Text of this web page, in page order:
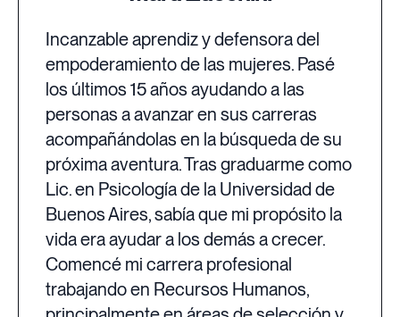
Incanzable aprendiz y defensora del
empoderamiento de las mujeres. Pasé
los últimos 15 años ayudando a las
personas a avanzar en sus carreras
acompañándolas en la búsqueda de su
próxima aventura. Tras graduarme como
Lic. en Psicología de la Universidad de
Buenos Aires, sabía que mi propósito la
vida era ayudar a los demás a crecer.
Comencé mi carrera profesional
trabajando en Recursos Humanos,